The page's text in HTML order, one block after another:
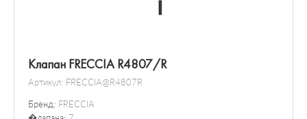
Клапан FRECCIA R4807/R
Артикул: FRECCIA@R4807R
Бренд: FRECCIA